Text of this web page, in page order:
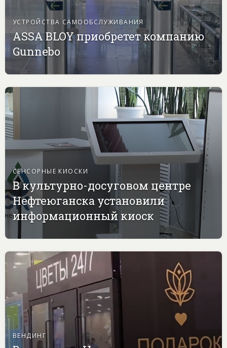
УСТРОЙСТВА САМООБСЛУЖИВАНИЯ
ASSA BLOY приобретет компанию
Gunnebo
СЕНСОРНЫЕ КИОСКИ
В культурно-досуговом центре
Нефтеюганска установили
информационный киоск
ВЕНДИНГ